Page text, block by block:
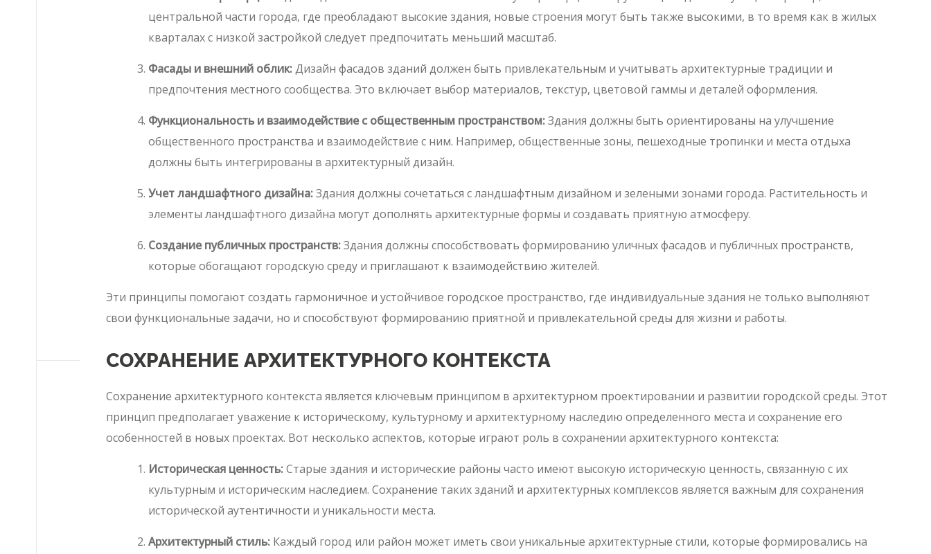
центральной части города, где преобладают высокие здания, новые строения могут быть также высокими, в то время как в жилых
кварталах с низкой застройкой следует предпочитать меньший масштаб.
Фасады и внешний облик:Дизайн фасадов зданий должен быть привлекательным и учитывать архитектурные традиции и
предпочтения местного сообщества. Это включает выбор материалов, текстур, цветовой гаммы и деталей оформления.
Функциональность и взаимодействие с общественным пространством:Здания должны быть ориентированы на улучшение
общественного пространства и взаимодействие с ним. Например, общественные зоны, пешеходные тропинки и места отдыха
должны быть интегрированы в архитектурный дизайн.
Учет ландшафтного дизайна:Здания должны сочетаться с ландшафтным дизайном и зелеными зонами города. Растительность и
элементы ландшафтного дизайна могут дополнять архитектурные формы и создавать приятную атмосферу.
Создание публичных пространств:Здания должны способствовать формированию уличных фасадов и публичных пространств,
которые обогащают городскую среду и приглашают к взаимодействию жителей.
Эти принципы помогают создать гармоничное и устойчивое городское пространство, где индивидуальные здания не только выполняют
свои функциональные задачи, но и способствуют формированию приятной и привлекательной среды для жизни и работы.
СОХРАНЕНИЕ АРХИТЕКТУРНОГО КОНТЕКСТА
Сохранение архитектурного контекста является ключевым принципом в архитектурном проектировании и развитии городской среды. Этот
принцип предполагает уважение к историческому, культурному и архитектурному наследию определенного места и сохранение его
особенностей в новых проектах. Вот несколько аспектов, которые играют роль в сохранении архитектурного контекста:
Историческая ценность:Старые здания и исторические районы часто имеют высокую историческую ценность, связанную с их
культурным и историческим наследием. Сохранение таких зданий и архитектурных комплексов является важным для сохранения
исторической аутентичности и уникальности места.
Архитектурный стиль: Каждый город или район может иметь свои уникальные архитектурные стили, которые формировались на